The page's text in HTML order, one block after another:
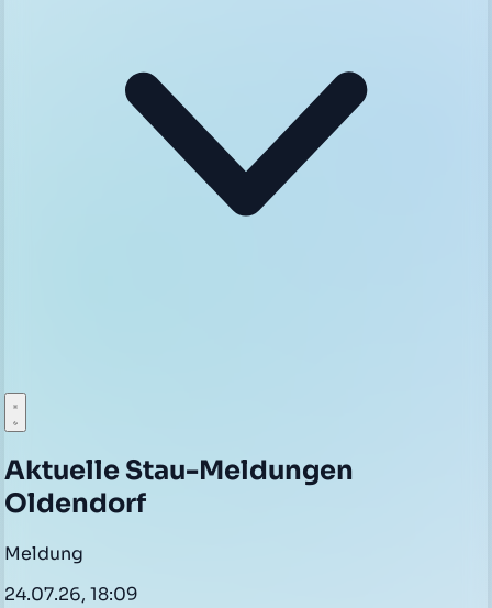
Aktuelle Stau-Meldungen
Oldendorf
Meldung
24.07.26, 18:09